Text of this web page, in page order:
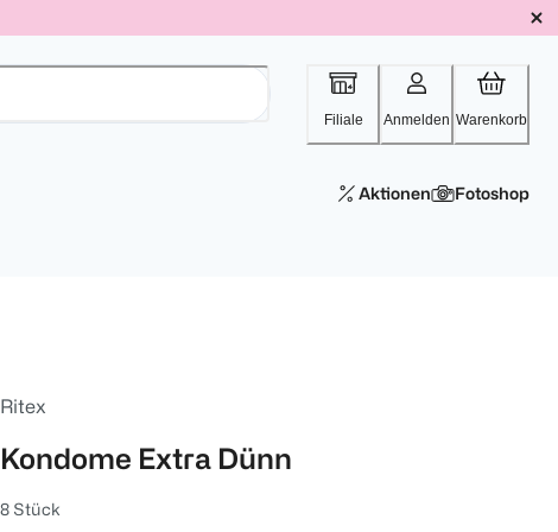
Filiale Anmelden Warenkorb
Aktionen Fotoshop
Ritex
Kondome Extra Dünn
8 Stück